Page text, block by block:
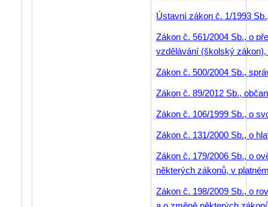
Ústavní zákon č. 1/1993
Zákon č. 561/2004 Sb., o
vzdělávání (školský
Zákon č. 500/2004 Sb.,
Zákon č. 89/2012 Sb.,
Zákon č. 106/1999 Sb., o
Zákon č. 131/2000 Sb., o
Zákon č. 179/2006 Sb., o
některých zákonů, v
Zákon č. 198/2009 Sb., o